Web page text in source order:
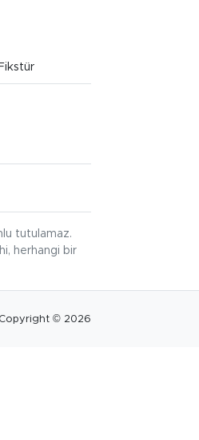
tutulamaz.
herhangi bir
© 2026